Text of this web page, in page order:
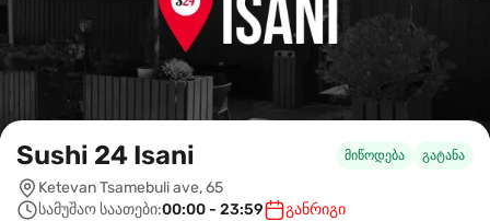
Sushi 24 Isani მიწოდება გატანა
Ketevan Tsamebuli ave, 65
სამუშაო საათები:00:00 - 23:59
განრიგი